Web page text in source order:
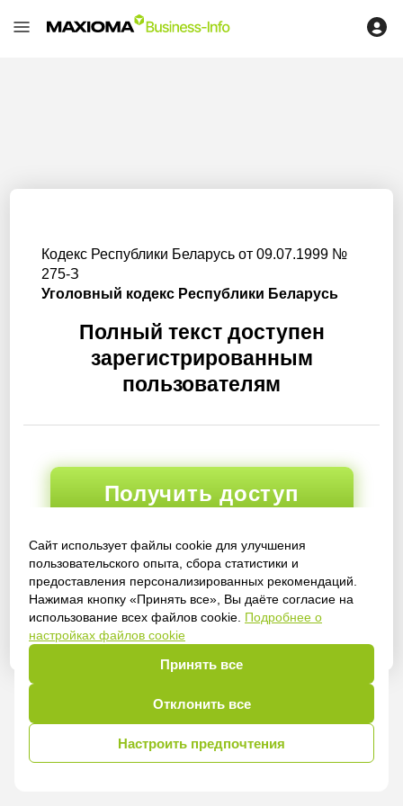
Сайт использует файлы cookie для улучшения
пользовательского опыта, сбора статистики и
предоставления персонализированных рекомендаций.
Нажимая кнопку «Принять все», Вы даёте согласие на
использование всех файлов cookie. Подробнее о
настройках файлов cookie
Принять все
Отклонить все
Настроить предпочтения
Кодекс Республики Беларусь от 09.07.1999 №
275-З
Уголовный кодекс Республики Беларусь
Полный текст доступен
зарегистрированным
пользователям
Получить доступ
Войти